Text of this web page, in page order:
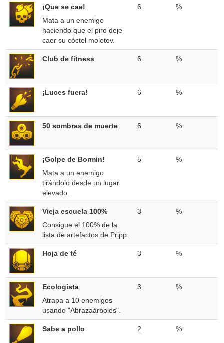
¡Que se cae!
Mata a un enemigo
haciendo que el piro deje
caer su cóctel molotov.
6 %
Club de fitness 6 %
¡Luces fuera! 6 %
50 sombras de muerte 6 %
¡Golpe de Bormin!
Mata a un enemigo
tirándolo desde un lugar
elevado.
5 %
Vieja escuela 100%
Consigue el 100% de la
lista de artefactos de Pripp.
3 %
Hoja de té 3 %
Ecologista
Atrapa a 10 enemigos
usando "Abrazaárboles".
3 %
Sabe a pollo 2 %